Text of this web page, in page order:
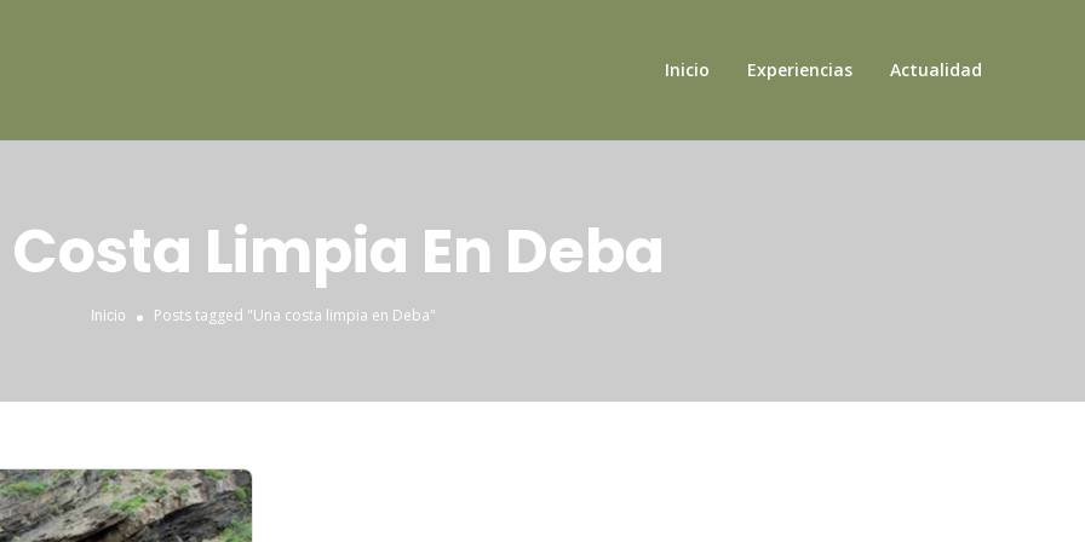
Inicio Experiencias Actualidad
Limpia En Deba
Inicio Posts tagged "Una costa limpia en Deba"